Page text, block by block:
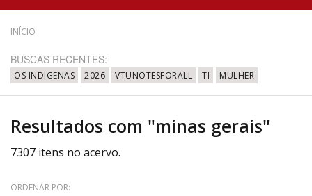
Data do Documento
Até
INÍCIO
BUSCAS RECENTES:
OS INDIGENAS 2026 VTUNOTESFORALL TI MULHER
Resultados com "minas gerais"
7307 itens no acervo.
ORDENAR POR: